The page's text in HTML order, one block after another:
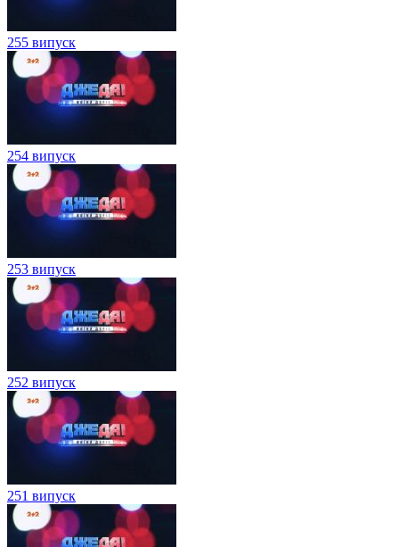
255 випуск
254 випуск
253 випуск
252 випуск
251 випуск